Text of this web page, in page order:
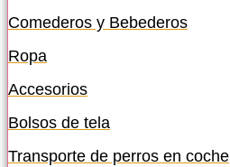
Comederos y Bebederos
Ropa
Accesorios
Bolsos de tela
Transporte de perros en coche